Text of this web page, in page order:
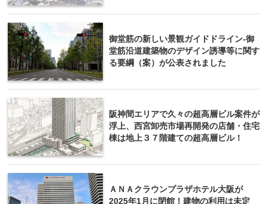
御堂筋の新しい景観ガイドドライン-御
堂筋沿道建築物のデザイン誘導等に関す
る要綱（案）が公表されました
阪神間エリアで久々の超高層ビル案件が
浮上、西宮卸売市場再開発の店舗・住宅
棟は地上３７階建ての超高層ビル！
ＡＮＡクラウンプラザホテル大阪が
2025年1月に閉館！建物の利用は未定